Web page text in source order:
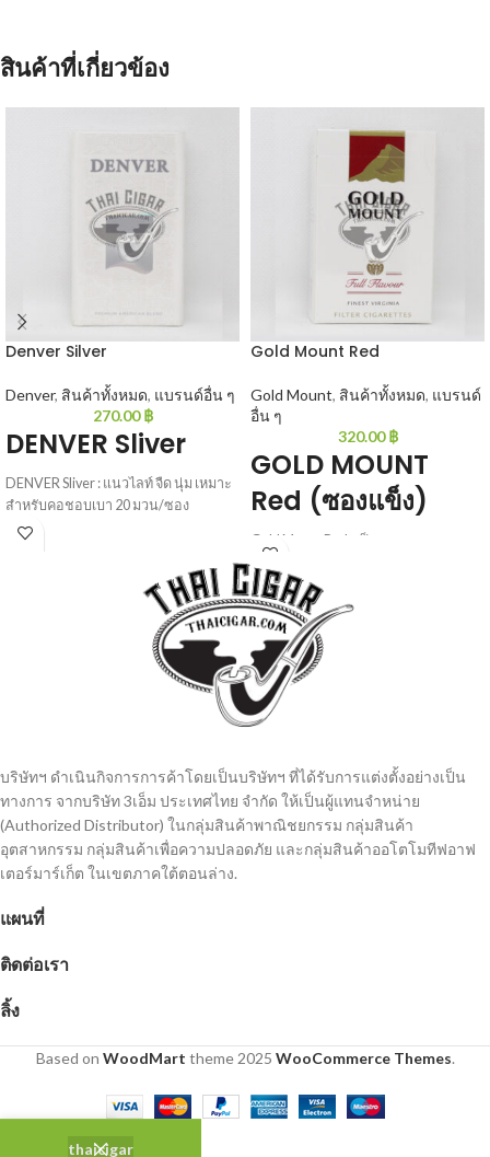
thaicigar
สินค้าที่เกี่ยวข้อง
Denver Silver
Denver, สินค้าทั้งหมด, แบรนด์อื่น ๆ
270.00฿
DENVER Sliver
DENVER Sliver : แนวไลท์ จืด นุ่ม เหมาะ
สำหรับคอชอบเบา 20 มวน/ซอง
Gold Mount Red
Gold Mount, สินค้าทั้งหมด, แบรนด์
อื่น ๆ
320.00฿
GOLD MOUNT
Red (ซองแข็ง)
Gold Mount Red : เป็นการผสมผสาน
ใครที่ชอบไม่เบาหรือไม่แรงเกินไปตัวนี้
ต้องลอง 20 มวน/ซอง
บริษัทฯ ดำเนินกิจการการค้าโดยเป็นบริษัทฯ ที่ได้รับการแต่งตั้งอย่างเป็น
ทางการ จากบริษัท 3เอ็ม ประเทศไทย จํากัด ให้เป็นผู้แทนจำหน่าย
(Authorized Distributor) ในกลุ่มสินค้าพาณิชยกรรม กลุ่มสินค้า
อุตสาหกรรม กลุ่มสินค้าเพื่อความปลอดภัย และกลุ่มสินค้าออโตโมทีฟอาฟ
เตอร์มาร์เก็ต ในเขตภาคใต้ตอนล่าง.
แผนที่
ติดต่อเรา
ลิ้ง
Based on WoodMart theme2025 WooCommerce Themes.